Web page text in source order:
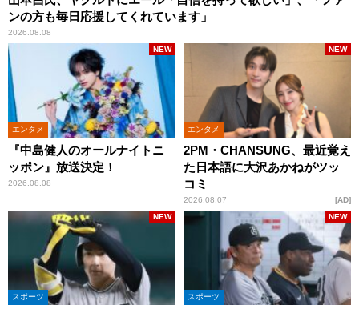
ンの方も毎日応援してくれています」
2026.08.08
エンタメ
『中島健人のオールナイトニ
ッポン』放送決定！
2026.08.08
NEW
エンタメ
2PM・CHANSUNG、最近覚え
た日本語に大沢あかねがツッ
コミ
2026.08.07
NEW
AD
スポーツ
NEW
スポーツ
NEW